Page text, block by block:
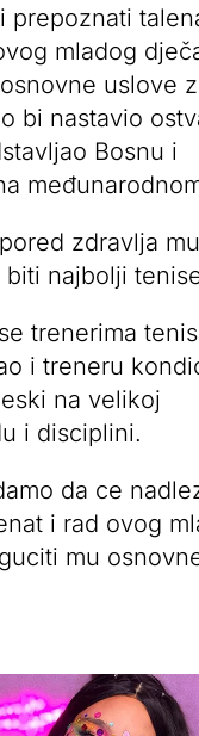
prepoznati
mladog
uslove
bi nastavio
Bosnu i
zdravlja
najbolji
trenerima
i treneru
na velikoj
i disciplini.
da ce
i rad ovog
mu